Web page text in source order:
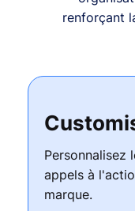
renforçant
Personnalisez
appels à
marque.